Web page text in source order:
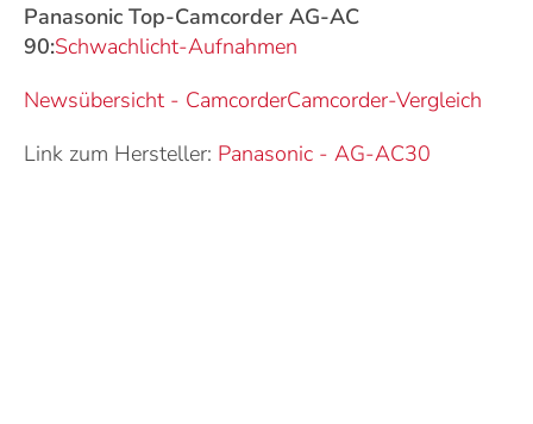
Panasonic Top-Camcorder AG-AC
90:Schwachlicht-Aufnahmen
Newsübersicht - CamcorderCamcorder-Vergleich
Link zum Hersteller: Panasonic - AG-AC30